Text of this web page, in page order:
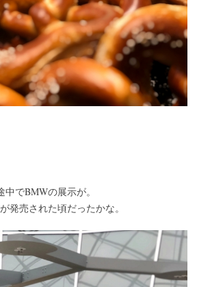
中でBMWの展示が。
が発売された頃だったかな。